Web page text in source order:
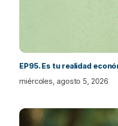
EP95. Es tu realidad
miércoles, agosto 5, 2026